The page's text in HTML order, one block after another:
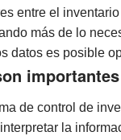
entre el
más de lo
datos es posible
de control de
la